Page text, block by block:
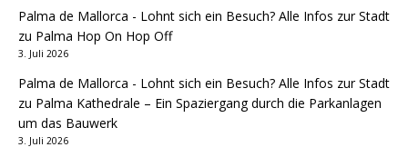
Palma de Mallorca - Lohnt sich ein Besuch? Alle Infos zur Stadt
zu Palma Hop On Hop Off
3. Juli 2026
Palma de Mallorca - Lohnt sich ein Besuch? Alle Infos zur Stadt
zu Palma Kathedrale – Ein Spaziergang durch die Parkanlagen
um das Bauwerk
3. Juli 2026